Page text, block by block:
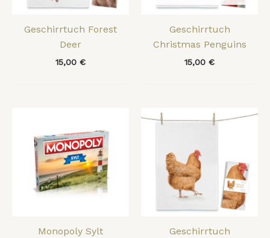
Geschirrtuch Forest
Deer
15,00 €
Geschirrtuch
Christmas Penguins
15,00 €
Monopoly Sylt
Geschirrtuch